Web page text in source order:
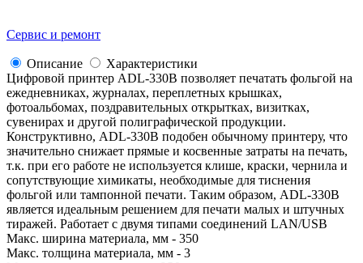
Сервис и ремонт
Описание
Характеристики
Цифровой принтер ADL-330B позволяет печатать фольгой на
ежедневниках, журналах, переплетных крышках,
фотоальбомах, поздравительных открытках, визитках,
сувенирах и другой полиграфической продукции.
Конструктивно, ADL-330B подобен обычному принтеру, что
значительно снижает прямые и косвенные затраты на печать,
т.к. при его работе не используется клише, краски, чернила и
сопутствующие химикаты, необходимые для тиснения
фольгой или тампонной печати. Таким образом, ADL-330B
является идеальным решением для печати малых и штучных
тиражей. Работает с двумя типами соединений LAN/USB
Макс. ширина материала, мм - 350
Макс. толщина материала, мм - 3